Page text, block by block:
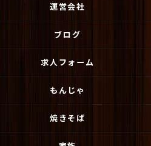
運営会社
ブログ
求人フォーム
もんじゃ
焼きそば